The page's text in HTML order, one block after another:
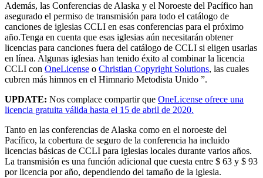
Además, las Conferencias de Alaska y el Noroeste del Pacífico han
asegurado el permiso de transmisión para todo el catálogo de
canciones de iglesias CCLI en esas conferencias para el próximo
año.Tenga en cuenta que esas iglesias aún necesitarán obtener
licencias para canciones fuera del catálogo de CCLI si eligen usarlas
en línea. Algunas iglesias han tenido éxito al combinar la licencia
CCLI con OneLicense o Christian Copyright Solutions, las cuales
cubren más himnos en el Himnario Metodista Unido ”.
UPDATE: Nos complace compartir que OneLicense ofrece una
licencia gratuita válida hasta el 15 de abril de 2020.
Tanto en las conferencias de Alaska como en el noroeste del
Pacífico, la cobertura de seguro de la conferencia ha incluido
licencias básicas de CCLI para iglesias locales durante varios años.
La transmisión es una función adicional que cuesta entre $ 63 y $ 93
por licencia por año, dependiendo del tamaño de la iglesia.